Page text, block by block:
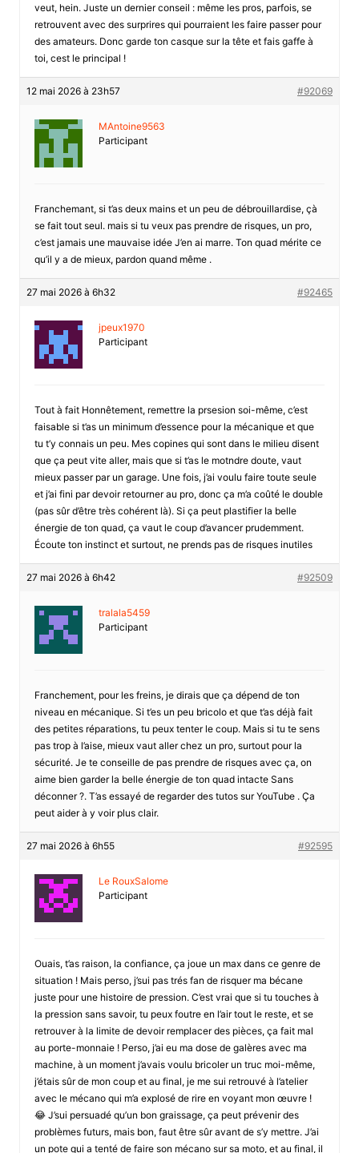
veut, hein. Juste un dernier conseil : même les pros, parfois, se
retrouvent avec des surprires qui pourraient les faire passer pour
des amateurs. Donc garde ton casque sur la tête et fais gaffe à
toi, cest le principal !
12 mai 2026 à 23h57 #92069
MAntoine9563
Participant
Franchemant, si t’as deux mains et un peu de débrouillardise, çà
se fait tout seul. mais si tu veux pas prendre de risques, un pro,
c’est jamais une mauvaise idée J’en ai marre. Ton quad mérite ce
qu’il y a de mieux, pardon quand même .
27 mai 2026 à 6h32 #92465
jpeux1970
Participant
Tout à fait Honnêtement, remettre la prsesion soi-même, c’est
faisable si t’as un minimum d’essence pour la mécanique et que
tu t’y connais un peu. Mes copines qui sont dans le milieu disent
que ça peut vite aller, mais que si t’as le motndre doute, vaut
mieux passer par un garage. Une fois, j’ai voulu faire toute seule
et j’ai fini par devoir retourner au pro, donc ça m’a coûté le double
(pas sûr d’être très cohérent là). Si ça peut plastifier la belle
énergie de ton quad, ça vaut le coup d’avancer prudemment.
Écoute ton instinct et surtout, ne prends pas de risques inutiles
27 mai 2026 à 6h42 #92509
tralala5459
Participant
Franchement, pour les freins, je dirais que ça dépend de ton
niveau en mécanique. Si t’es un peu bricolo et que t’as déjà fait
des petites réparations, tu peux tenter le coup. Mais si tu te sens
pas trop à l’aise, mieux vaut aller chez un pro, surtout pour la
sécurité. Je te conseille de pas prendre de risques avec ça, on
aime bien garder la belle énergie de ton quad intacte Sans
déconner ?. T’as essayé de regarder des tutos sur YouTube . Ça
peut aider à y voir plus clair.
27 mai 2026 à 6h55 #92595
Le RouxSalome
Participant
Ouais, t’as raison, la confiance, ça joue un max dans ce genre de
situation ! Mais perso, j’sui pas trés fan de risquer ma bécane
juste pour une histoire de pression. C’est vrai que si tu touches à
la pression sans savoir, tu peux foutre en l’air tout le reste, et se
retrouver à la limite de devoir remplacer des pièces, ça fait mal
au porte-monnaie ! Perso, j’ai eu ma dose de galères avec ma
machine, à un moment j’avais voulu bricoler un truc moi-même,
j’étais sûr de mon coup et au final, je me sui retrouvé à l’atelier
avec le mécano qui m’a explosé de rire en voyant mon œuvre !
😂 J’sui persuadé qu’un bon graissage, ça peut prévenir des
problèmes futurs, mais bon, faut être sûr avant de s’y mettre. J’ai
un pote qui a tenté de faire son mécano sur sa moto, et au final, il